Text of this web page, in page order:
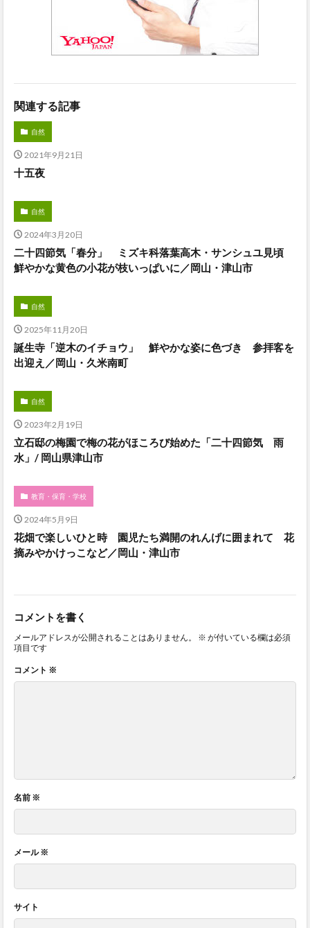
関連する記事
自然
2021年9月21日
十五夜
自然
2024年3月20日
二十四節気「春分」 ミズキ科落葉高木・サンシュユ見頃
鮮やかな黄色の小花が枝いっぱいに／岡山・津山市
自然
2025年11月20日
誕生寺「逆木のイチョウ」 鮮やかな姿に色づき 参拝客を
出迎え／岡山・久米南町
自然
2023年2月19日
立石邸の梅園で梅の花がほころび始めた「二十四節気 雨
水」/ 岡山県津山市
教育・保育・学校
2024年5月9日
花畑で楽しいひと時 園児たち満開のれんげに囲まれて 花
摘みやかけっこなど／岡山・津山市
コメントを書く
メールアドレスが公開されることはありません。 ※ が付いている欄は必須
項目です
コメント ※
名前 ※
メール※
サイト